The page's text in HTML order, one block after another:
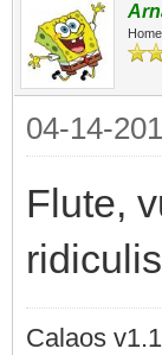
04-14-
Flute,
Calaos